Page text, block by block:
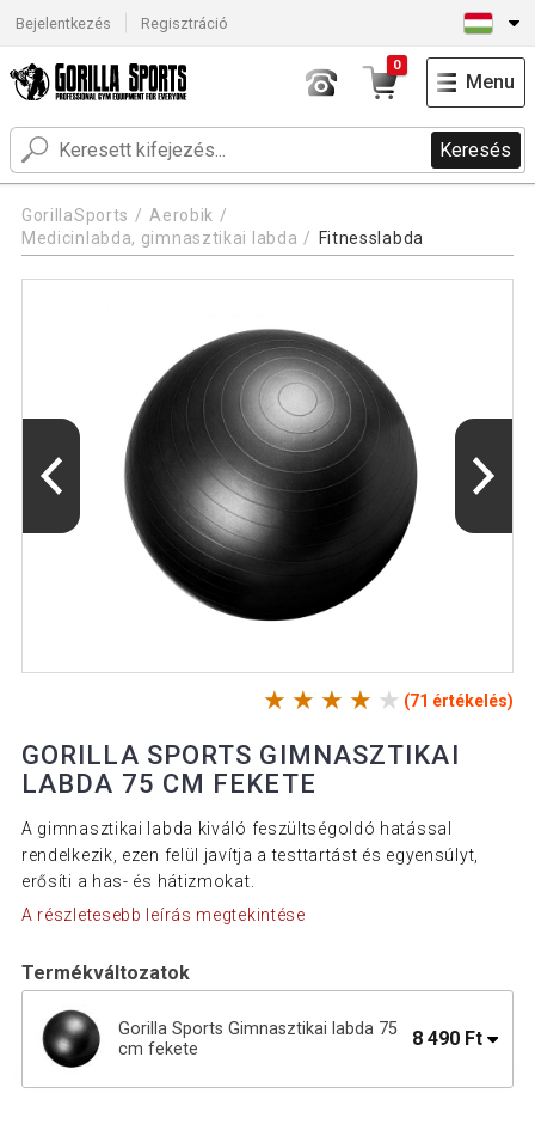
Bejelentkezés Regisztráció
Keresés
0
Menu
GorillaSports
Aerobik
Medicinlabda, gimnasztikai labda
Fitnesslabda
(71 értékelés)
GORILLA SPORTS GIMNASZTIKAI
LABDA 75 CM FEKETE
A gimnasztikai labda kiváló feszültségoldó hatással
rendelkezik, ezen felül javítja a testtartást és egyensúlyt,
erősíti a has- és hátizmokat.
A részletesebb leírás megtekintése
Termékváltozatok
Gorilla Sports Gimnasztikai labda 75
cm fekete
8 490 Ft